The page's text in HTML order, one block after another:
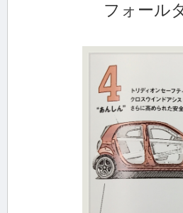
フォールダウン